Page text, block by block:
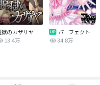
獄のカザリヤ
13.4万
パーフェクトグリッター
34.8万